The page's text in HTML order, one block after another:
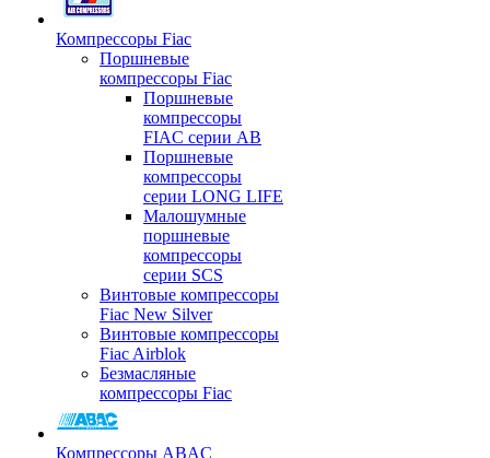
Компрессоры Fiac
Поршневые
компрессоры Fiac
Поршневые
компрессоры
FIAC серии AB
Поршневые
компрессоры
серии LONG LIFE
Малошумные
поршневые
компрессоры
серии SCS
Винтовые компрессоры
Fiac New Silver
Винтовые компрессоры
Fiac Airblok
Безмасляные
компрессоры Fiac
Компрессоры ABAC